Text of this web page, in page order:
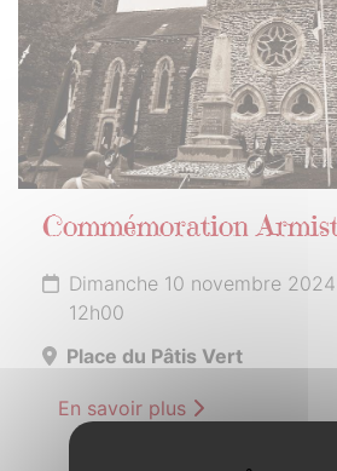
Commémoration
Dimanche 10 novembre
12h00
Place du Pâtis Vert
En savoir plus